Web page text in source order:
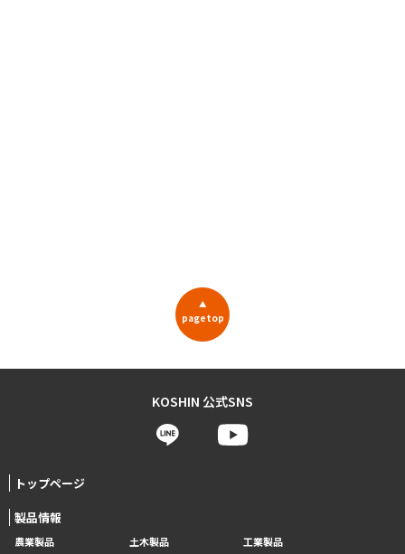
▲
pagetop
KOSHIN 公式SNS
トップページ
製品情報
農業製品 土木製品
工業製品